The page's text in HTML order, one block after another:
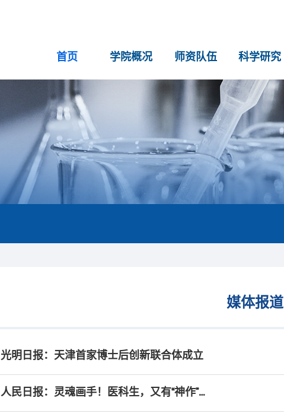
首页
学院概况 师资队伍 科学研究
媒体报道
光明日报：天津首家博士后创新联合体成立
人民日报：灵魂画手！医科生，又有“神作”…